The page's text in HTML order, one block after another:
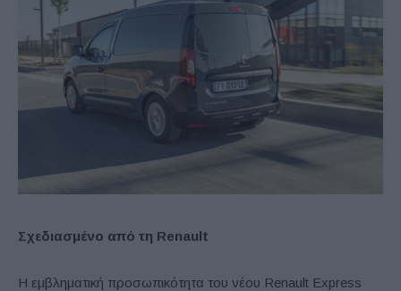
Σχεδιασμένο από τη Renault
Η εμβληματική προσωπικότητα του νέου Renault Express